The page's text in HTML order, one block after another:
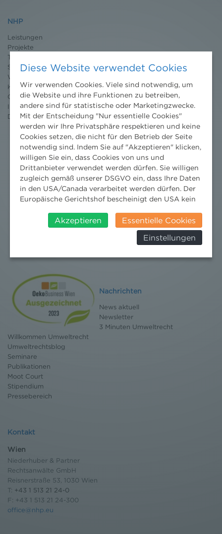
NHP
Leistungen
Projekte
Team
Standorte
Wissenschaft
Karriere
Ombudsstelle
Impressum
Datenschutz erklärung
Nachrichten
News aktuell
Newsletter
3 Minuten Umweltrecht
Willkommen Umweltrecht
Umweltrechtsblog
Seminare
Publikationen
Moot Court
Stipendium
Pressebereich
Kontakt
Wien
Niederhuber & Partner
Rechtsanwälte GmbH
Reisnerstraße 53, 1030 Wien
T: +43 1 513 21 24-0
F: +43 1 513 21 24-300
office@nhp.eu
Diese Website verwendet Cookies
Wir verwenden Cookies. Viele sind notwendig, um
die Website und ihre Funktionen zu betreiben,
andere sind für statistische oder Marketingzwecke.
Mit der Entscheidung "Nur essentielle Cookies"
werden wir Ihre Privatsphäre respektieren und keine
Cookies setzen, die nicht für den Betrieb der Seite
notwendig sind. Indem Sie auf "Akzeptieren" klicken,
willigen Sie ein, dass Cookies von uns und
Drittanbieter verwendet werden dürfen. Sie willigen
zugleich gemäß unserer DSGVO ein, dass Ihre Daten
in den USA/Canada verarbeitet werden dürfen. Der
Europäische Gerichtshof bescheinigt den USA kein
insbesondere das Risiko, dass ihre Daten durch US-
Behörden, zu Kontroll- und zu
Überwachungszwecken, verarbeitet werden und
werden können. Zudem finden Sie am
Einwilligung widerrufen und Widerspruch ausüben.
Weitere Infomationen finden Sie hier:
Datenschutzerklärung
Akzeptieren
Essentielle Cookies
Einstellungen